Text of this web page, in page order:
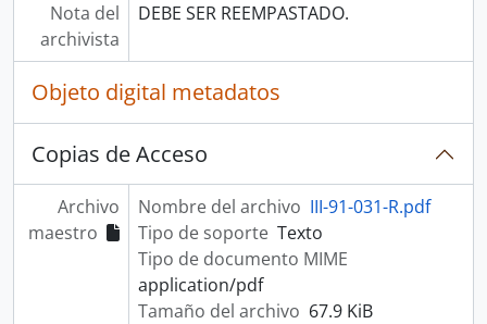
Nota del
archivista
DEBE SER REEMPASTADO.
Objeto digital metadatos
Copias de Acceso
Archivo
maestro
Nombre del archivo III-91-031-R.pdf
Tipo de soporte Texto
Tipo de documento MIME
application/pdf
Tamaño del archivo 67.9 KiB